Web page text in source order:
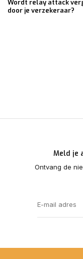
Wordt relay attack
door je verzekeraar?
Meld je
Ontvang de